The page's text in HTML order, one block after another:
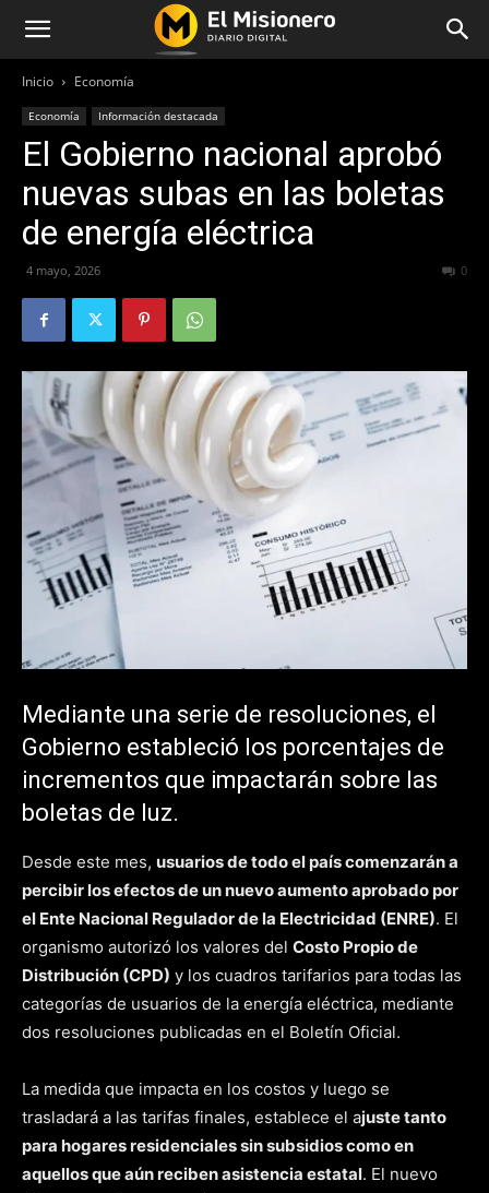
Inicio Economía
Economía Información destacada
El Gobierno nacional aprobó
nuevas subas en las boletas
de energía eléctrica
4 mayo, 2026 0
Mediante una serie de resoluciones, el
Gobierno estableció los porcentajes de
incrementos que impactarán sobre las
boletas de luz.
Desde este mes, usuarios de todo el país comenzarán a
percibir los efectos de un nuevo aumento aprobado por
el Ente Nacional Regulador de la Electricidad (ENRE). El
organismo autorizó los valores del Costo Propio de
Distribución (CPD) y los cuadros tarifarios para todas las
categorías de usuarios de la energía eléctrica, mediante
dos resoluciones publicadas en el Boletín Oficial.
La medida que impacta en los costos y luego se
trasladará a las tarifas finales, establece el ajuste tanto
para hogares residenciales sin subsidios como en
aquellos que aún reciben asistencia estatal. El nuevo